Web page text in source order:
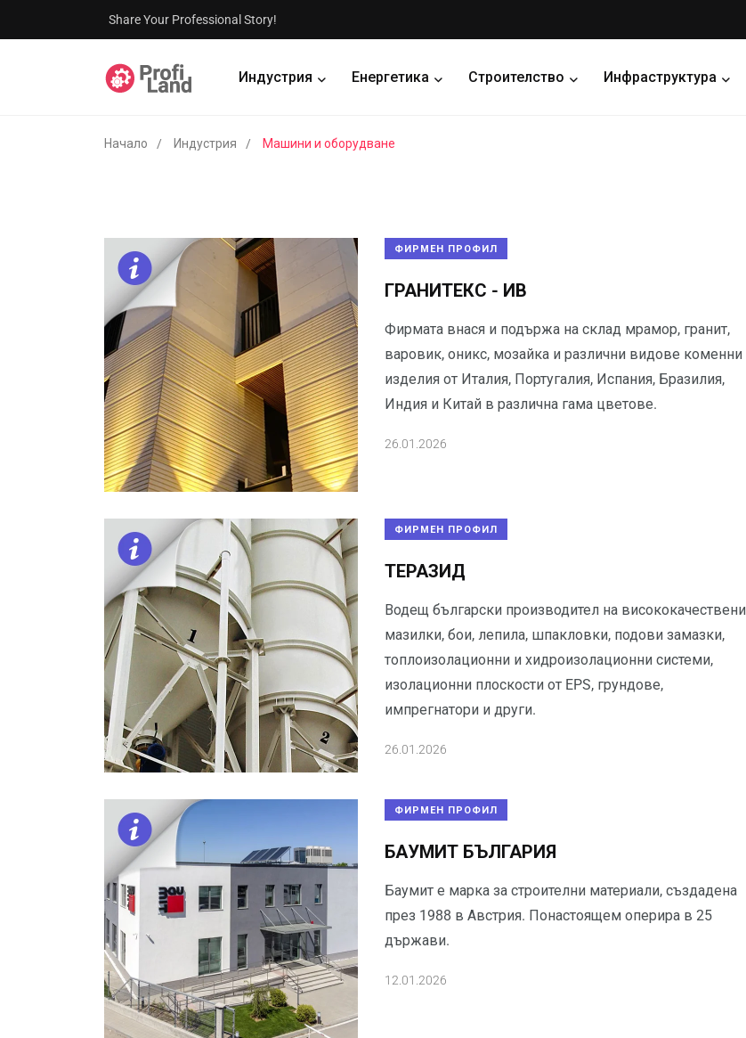
Share Your Professional Story!
Индустрия Енергетика Строителство Инфраструктура
Начало Индустрия Машини и оборудване
ФИРМЕН ПРОФИЛ
ГРАНИТЕКС - ИВ
Фирмата внася и подържа на склад мрамор, гранит,
варовик, оникс, мозайка и различни видове коменни
изделия от Италия, Португалия, Испания, Бразилия,
Индия и Китай в различна гама цветове.
26.01.2026
ФИРМЕН ПРОФИЛ
ТЕРАЗИД
Водещ български производител на висококачествени
мазилки, бои, лепила, шпакловки, подови замазки,
топлоизолационни и хидроизолационни системи,
изолационни плоскости от EPS, грундове,
импрегнатори и други.
26.01.2026
ФИРМЕН ПРОФИЛ
БАУМИТ БЪЛГАРИЯ
Баумит е марка за строителни материали, създадена
през 1988 в Австрия. Понастоящем оперира в 25
държави.
12.01.2026